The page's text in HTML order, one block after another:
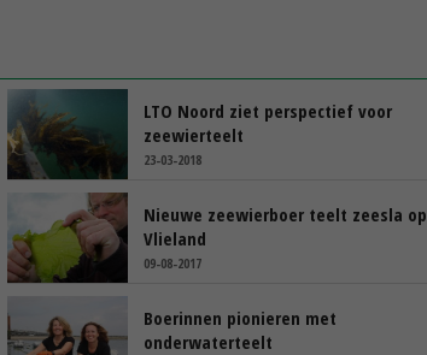
LTO Noord ziet perspectief voor
zeewierteelt
23-03-2018
Nieuwe zeewierboer teelt zeesla op
Vlieland
09-08-2017
Boerinnen pionieren met
onderwaterteelt